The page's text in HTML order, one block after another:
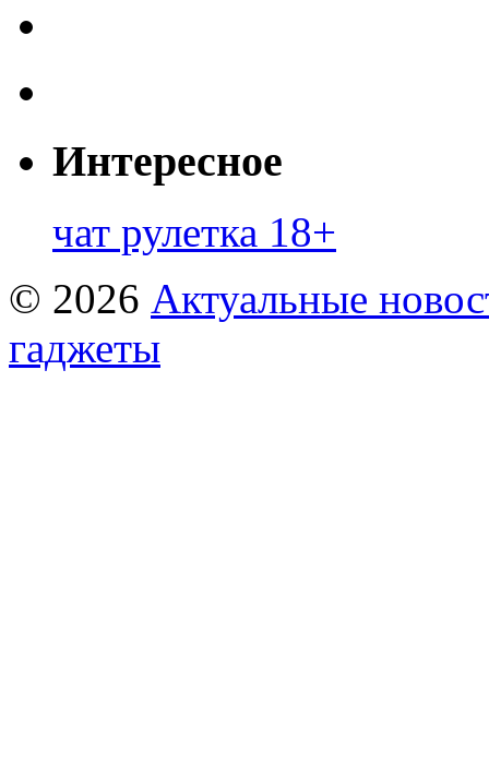
Интересное
чат рулетка 18+
© 2026 Актуальные
гаджеты